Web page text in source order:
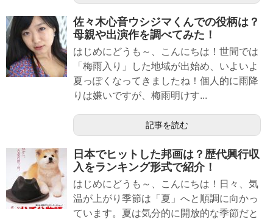
佐々木心音ウシジマくんでの役柄は？
母親や出演作を調べてみた！
はじめにどうも～、こんにちは！世間では
「梅雨入り」した地域が出始め、いよいよ
夏っぽくなってきましたね！個人的に雨降
りは嫌いですが、梅雨明けす...
記事を読む
日本でヒットした邦画は？歴代興行収
入をランキング形式で紹介！
はじめにどうも～、こんにちは！日々、気
温が上がり季節は「夏」へと順調に向かっ
ています。夏は気分的に開放的な季節だと